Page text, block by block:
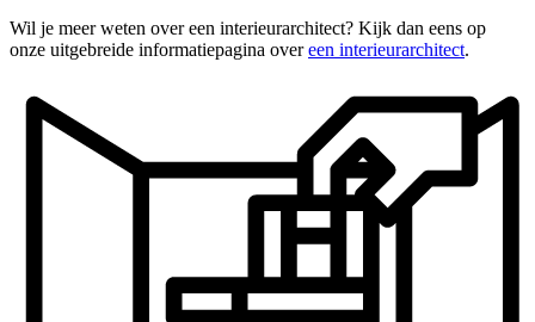
Wil je meer weten over een interieurarchitect? Kijk dan eens op
onze uitgebreide informatiepagina overeen interieurarchitect.